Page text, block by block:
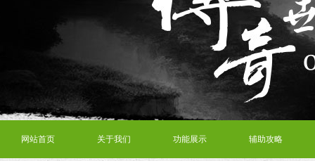
网站首页 关于我们 功能展示 辅助攻略